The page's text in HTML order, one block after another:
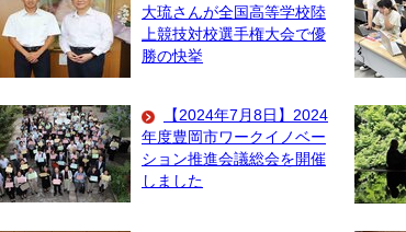
大琉さんが全国高等学校陸
上競技対校選手権大会で優
勝の快挙
【2024年7月8日】2024
年度豊岡市ワークイノベー
ション推進会議総会を開催
しました